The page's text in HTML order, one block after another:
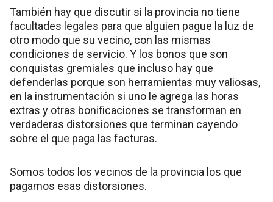
También hay que discutir si la provincia no tiene
facultades legales para que alguien pague la luz de
otro modo que su vecino, con las mismas
condiciones de servicio. Y los bonos que son
conquistas gremiales que incluso hay que
defenderlas porque son herramientas muy valiosas,
en la instrumentación si uno le agrega las horas
extras y otras bonificaciones se transforman en
verdaderas distorsiones que terminan cayendo
sobre el que paga las facturas.
Somos todos los vecinos de la provincia los que
pagamos esas distorsiones.